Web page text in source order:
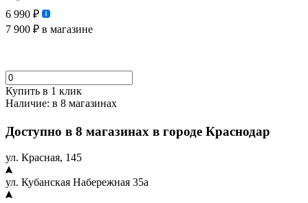
6 990 ₽
7 900 ₽ в магазине
Купить в 1 клик
Наличие: в 8 магазинах
Доступно в 8 магазинах в городе Краснодар
ул. Красная, 145
ул. Кубанская Набережная 35а